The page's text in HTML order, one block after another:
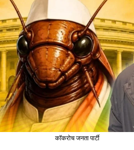
कॉकरोच जनता पार्टी